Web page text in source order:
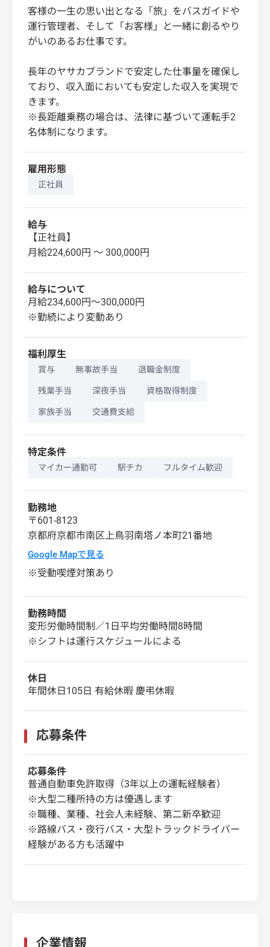
客様の一生の思い出となる「旅」をバスガイドや
運行管理者、そして「お客様」と一緒に創るやり
がいのあるお仕事です。
長年のヤサカブランドで安定した仕事量を確保し
ており、収入面においても安定した収入を実現で
きます。
※長距離乗務の場合は、法律に基づいて運転手2
名体制になります。
雇用形態
正社員
給与
【正社員】
月給224,600円 〜 300,000円
給与について
月給234,600円～300,000円
※勤続により変動あり
福利厚生
賞与 無事故手当 退職金制度
残業手当 深夜手当 資格取得制度
家族手当 交通費支給
特定条件
マイカー通勤可 駅チカ フルタイム歓迎
勤務地
〒601-8123
京都府京都市南区上鳥羽南塔ノ本町21番地
Google Mapで見る
※受動喫煙対策あり
勤務時間
変形労働時間制／1日平均労働時間8時間
※シフトは運行スケジュールによる
休日
年間休日105日 有給休暇 慶弔休暇
応募条件
応募条件
普通自動車免許取得（3年以上の運転経験者）
※大型二種所持の方は優遇します
※職種、業種、社会人未経験、第二新卒歓迎
※路線バス・夜行バス・大型トラックドライバー
経験がある方も活躍中
企業情報